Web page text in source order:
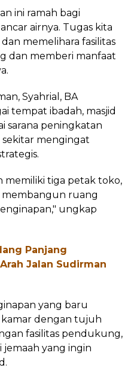
ini ramah bagi
airnya. Tugas kita
memelihara fasilitas
dan memberi manfaat
Syahrial, BA
tempat ibadah, masjid
sarana peningkatan
sekitar mengingat
memiliki tiga petak toko,
membangun ruang
ungkap
Panjang
Jalan Sudirman
yang baru
dengan tujuh
fasilitas pendukung,
yang ingin